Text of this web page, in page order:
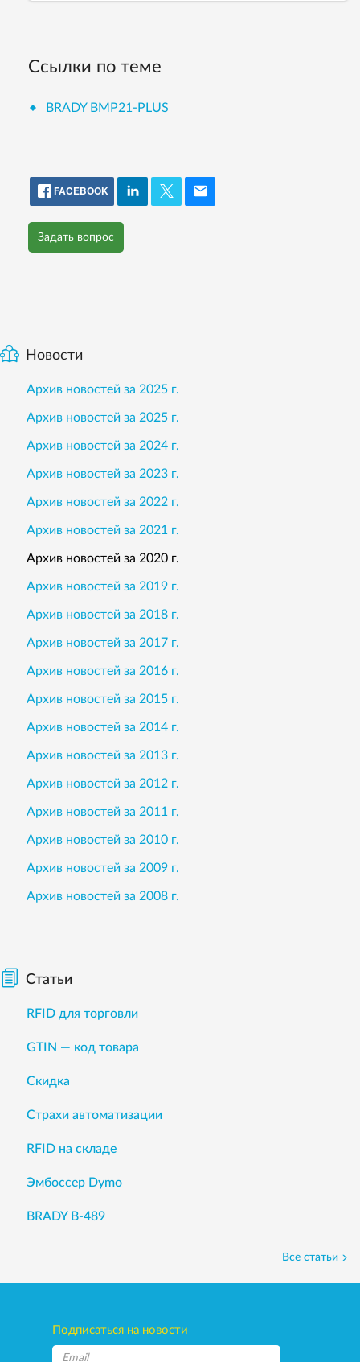
Ссылки по теме
BRADY BMP21-PLUS
FACEBOOK
Задать вопрос
Новости
Архив новостей за 2025 г.
Архив новостей за 2025 г.
Архив новостей за 2024 г.
Архив новостей за 2023 г.
Архив новостей за 2022 г.
Архив новостей за 2021 г.
Архив новостей за 2020 г.
Архив новостей за 2019 г.
Архив новостей за 2018 г.
Архив новостей за 2017 г.
Архив новостей за 2016 г.
Архив новостей за 2015 г.
Архив новостей за 2014 г.
Архив новостей за 2013 г.
Архив новостей за 2012 г.
Архив новостей за 2011 г.
Архив новостей за 2010 г.
Архив новостей за 2009 г.
Архив новостей за 2008 г.
Статьи
RFID для торговли
GTIN — код товара
Скидка
Страхи автоматизации
RFID на складе
Эмбоссер Dymo
BRADY B-489
Все статьи
Подписаться на новости